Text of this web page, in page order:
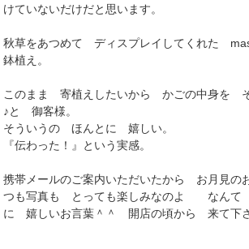
けていないだけだと思います。
秋草をあつめて ディスプレイしてくれた
鉢植え。
このまま 寄植えしたいから かごの中身を
♪と 御客様。
そういうの ほんとに 嬉しい。
『伝わった！』という実感。
携帯メールのご案内いただいたから お月見の
つも写真も とっても楽しみなのよ なんて
に 嬉しいお言葉＾＾ 開店の頃から 来て下